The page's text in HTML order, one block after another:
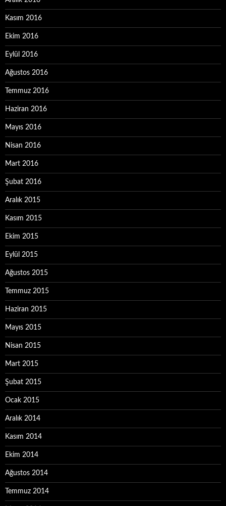
Kasım 2016
Ekim 2016
Eylül 2016
Ağustos 2016
Temmuz 2016
Haziran 2016
Mayıs 2016
Nisan 2016
Mart 2016
Şubat 2016
Aralık 2015
Kasım 2015
Ekim 2015
Eylül 2015
Ağustos 2015
Temmuz 2015
Haziran 2015
Mayıs 2015
Nisan 2015
Mart 2015
Şubat 2015
Ocak 2015
Aralık 2014
Kasım 2014
Ekim 2014
Ağustos 2014
Temmuz 2014